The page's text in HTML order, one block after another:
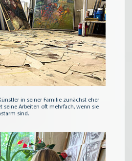
in seiner Familie zunächst eher
seine Arbeiten oft mehrfach, wenn sie
sind.